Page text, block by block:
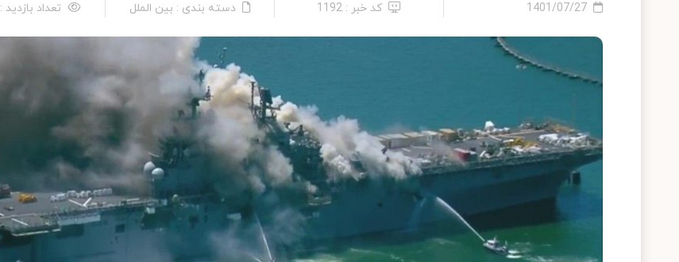
1401/07/27 کد خبر : 1192 دسته بندی : بین الملل تعداد بازدید : 709 نفر